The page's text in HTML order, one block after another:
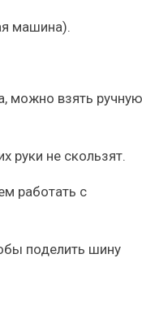
машина).
можно взять ручную
руки не скользят.
работать с
поделить шину